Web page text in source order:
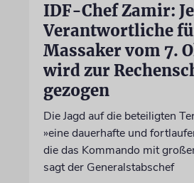
IDF-Chef Zamir:
Verantwortliche
Massaker vom 7.
wird zur
gezogen
Die Jagd auf die beteiligten
»eine dauerhafte und
die das Kommando mit
sagt der Generalstabschef